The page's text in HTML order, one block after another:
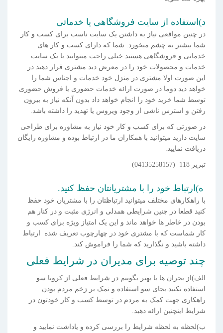
د)استفاده از سایت فروشگاهی یا خدماتی
در چنین مواقعی نیاز به داشتن یک سایت ناسب برای کسب و کار
شما بیشتر به چشم میخورد. شما که دارای کسب و کار های
خدماتی و فروشگاهی هستید خیلی راحت میتوانید با یک سایت
خدمات و محصولات خود را در معرض دید مشتری قرار دهید در
این صورت اولا مشتری در منزل خود خدمات و اجناس شما را
خواهد دید دوما در صورت ارائه خدمات حضوری یا فروش حضوری
توسط شما خرید خود را انجام خواهد داد بدون آنکه نیاز به بیرون
رفتن و استرس ناشی از وجود ویروس یا تهدید را داشته باشد.
در صورتی که برای کسب و کار خود نیاز به مشاوره برای طراحی
سایت دارید میتوانید با همکاران ما در ارتباط بوده و مشاوره رایگان
دریافت نمایید.
تبریز 118 (04135258157)
ه)ارتباط خود را با مشتریانتان حفظ کنید.
با راهکارهای مختلف میتوانید ارتباظتان را با مشتریان خود حفظ
کنید قطعا در چنین شرایطی همدلی و انرژی مثبت و در کنار هم
بودن در خاطر ها خواهد ماند و این یک امتیاز ویژه برای کسب و
کار شماست که با مشتری خود در چهارچوب تعریف شده ارتباط
داشته باشید و نگذارید که شما را فراموش کند.
چند توصیه برای مدیران در شرایط فعلی
الف)از بحران ها یا بهتر بگوییم در شرایط فعلی از کرونا سو
استفاده نکنید.بجای سو استفاده و نمک بر زخم مردم بودن
راهکاری جهت کمک به مردم در توسط کسب و کار خودتون در
شرایط اینچنین ارائه دهید.
ب)لحظه به لحظه شرایط را بررسی کرده و یاداشت نمایید و